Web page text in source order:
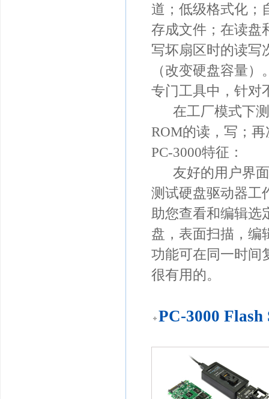
道；低级格式化；
存成文件；在读盘
写坏扇区时的读写
（改变硬盘容量）
专门工具中，针对
在工厂模式下测
ROM的读，写；
PC-3000特征：
友好的用户界面
测试硬盘驱动器工
助您查看和编辑选
盘，表面扫描，编
功能可在同一时间
很有用的。
PC-3000